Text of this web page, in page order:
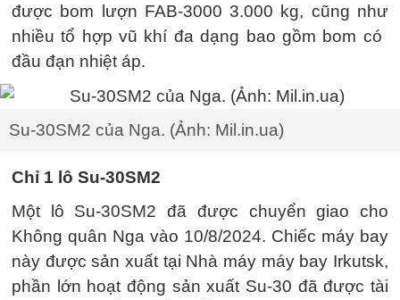
được bom lượn FAB-3000 3.000 kg, cũng như
nhiều tổ hợp vũ khí đa dạng bao gồm bom có ​​
đầu đạn nhiệt áp.
Su-30SM2 của Nga. (Ảnh: Mil.in.ua)
Chỉ 1 lô Su-30SM2
Một lô Su-30SM2 đã được chuyển giao cho
Không quân Nga vào 10/8/2024. Chiếc máy bay
này được sản xuất tại Nhà máy máy bay Irkutsk,
phần lớn hoạt động sản xuất Su-30 đã được tài